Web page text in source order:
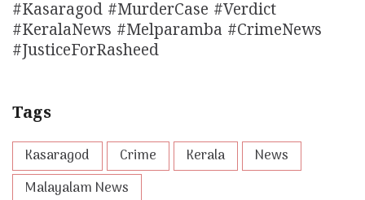
#Kasaragod #MurderCase #Verdict
#KeralaNews #Melparamba #CrimeNews
#JusticeForRasheed
Tags
Kasaragod Crime Kerala
News
Malayalam News